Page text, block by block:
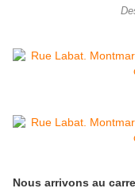
Nous arrivons au